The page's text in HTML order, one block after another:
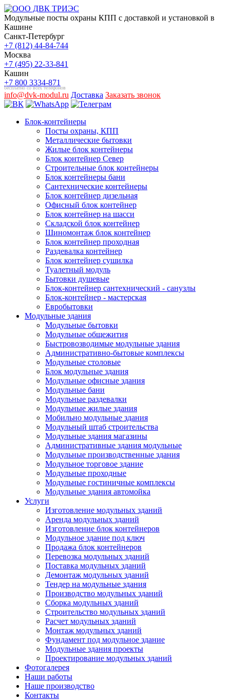
Модульные посты охраны КПП с доставкой и установкой в
Кашине
Санкт-Петербург
+7 (812) 44-84-744
Москва
+7 (495) 22-33-841
Кашин
+7 800 3334-871
бесплатно со всех телефонов
info@dvk-modul.ru Доставка Заказать звонок
Блок-контейнеры
Посты охраны, КПП
Металлические бытовки
Жилые блок контейнеры
Блок контейнер Север
Строительные блок контейнеры
Блок контейнеры бани
Сантехнические контейнеры
Блок контейнер дизельная
Офисный блок контейнер
Блок контейнер на шасси
Складской блок контейнер
Шиномонтаж блок контейнер
Блок контейнер проходная
Раздевалка контейнер
Блок контейнер сушилка
Туалетный модуль
Бытовки душевые
Блок-контейнер сантехнический - санузлы
Блок-контейнер - мастерская
Евробытовки
Модульные здания
Модульные бытовки
Модульные общежития
Быстровозводимые модульные здания
Административно-бытовые комплексы
Модульные столовые
Блок модульные здания
Модульные офисные здания
Модульные бани
Модульные раздевалки
Модульные жилые здания
Мобильно модульные здания
Модульный штаб строительства
Модульные здания магазины
Административные здания модульные
Модульные производственные здания
Модульное торговое здание
Модульные проходные
Модульные гостиничные комплексы
Модульные здания автомойка
Услуги
Изготовление модульных зданий
Аренда модульных зданий
Изготовление блок контейнеров
Модульное здание под ключ
Продажа блок контейнеров
Перевозка модульных зданий
Поставка модульных зданий
Демонтаж модульных зданий
Тендер на модульные здания
Производство модульных зданий
Сборка модульных зданий
Строительство модульных зданий
Расчет модульных зданий
Монтаж модульных зданий
Фундамент под модульное здание
Модульные здания проекты
Проектирование модульных зданий
Фотогалерея
Наши работы
Наше производство
Контакты